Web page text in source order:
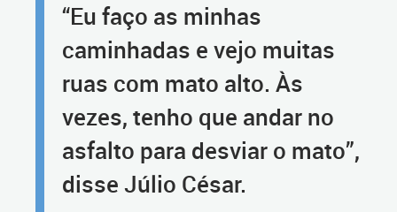
“Eu faço as minhas
caminhadas e vejo muitas
ruas com mato alto. Às
vezes, tenho que andar no
asfalto para desviar o mato”,
disse Júlio César.